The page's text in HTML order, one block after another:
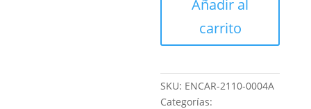
Añadir al
carrito
SKU: ENCAR-2110-0004A
Categorías: